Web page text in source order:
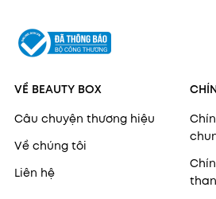
VỀ BEAUTY BOX
Câu chuyện thương hiệu
Về chúng tôi
Liên hệ